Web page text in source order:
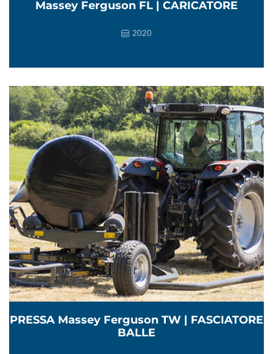
Massey Ferguson FL | CARICATORE
2020
PRESSA Massey Ferguson TW | FASCIATORE
BALLE